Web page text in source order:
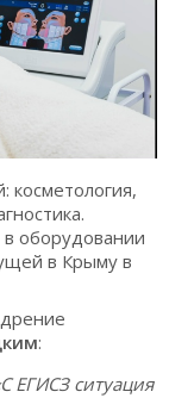
косметология,
оборудовании
в Крыму в
:
ЕГИСЗ ситуация